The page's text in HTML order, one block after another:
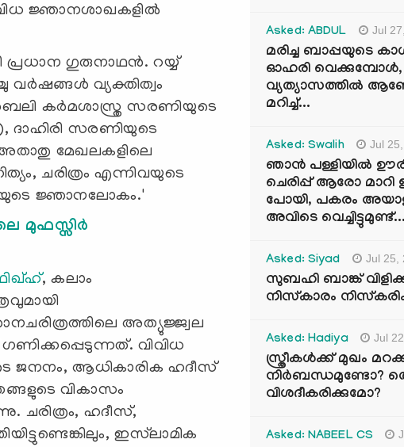
ജ്ഞാനശാഖകളില്‍
ഗുരുനാഥന്‍. റയ്യ്
വ്യക്തിത്വം
കര്‍മശാസ്ത്ര സരണിയുടെ
സരണിയുടെ
അതാതു മേഖലകളിലെ
ചരിത്രം എന്നിവയുടെ
ജ്ഞാനലോകം.'
മുഫസ്സിര്‍
, കലാം
അത്യുജ്ജ്വല
വിവിധ
ജനനം, ആധികാരിക ഹദീസ്
വികാസം
ചരിത്രം, ഹദീസ്,
ഇസ്‌ലാമിക
Asked: ABDUL Jul
മരിച്ച ബാപ്പയുടെ
ഓഹരി
വ്യത്യാസത്തില്‍
മറിച്ച്...
Asked: Swalih Jul
ഞാൻ പള്ളിയിൽ
ചെരിപ്പ് ആരോ മാറി
പോയി, പകരം
അവിടെ
Asked: Siyad Jul 25,
സുബഹി ബാങ്ക്
നിസ്കാരം
Asked: Hadiya Jul
സ്ത്രീകൾക്ക് മുഖം
നിർബന്ധമുണ്ടോ?
വിശദീകരിക്കുമോ?
Asked: NABEEL CS